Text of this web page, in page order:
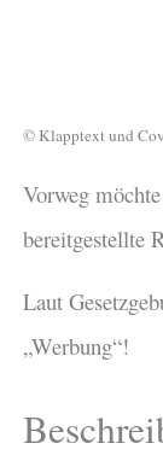
© Klapptext und
Vorweg
bereitgestellte
Laut
„Werbung“!